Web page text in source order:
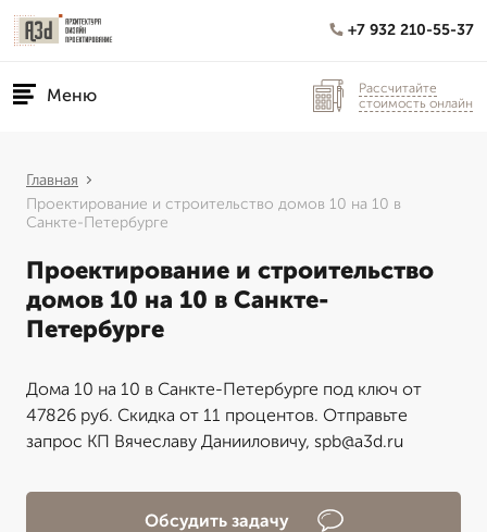
+7 932 210-55-37
Меню
Рассчитайте
стоимость онлайн
Главная
Проектирование и строительство домов 10 на 10 в
Санкте-Петербурге
Проектирование и строительство
домов 10 на 10 в Санкте-
Петербурге
Дома 10 на 10 в Санкте-Петербурге под ключ от
47826 руб. Скидка от 11 процентов. Отправьте
запрос КП Вячеславу Данииловичу, spb@a3d.ru
Обсудить задачу